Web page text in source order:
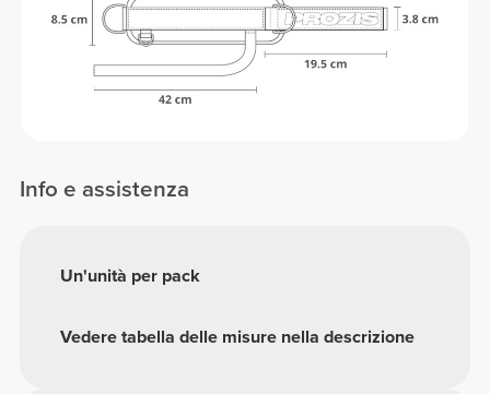
Info e assistenza
Vedere tabella delle misure nella descrizione
Un'unità per pack